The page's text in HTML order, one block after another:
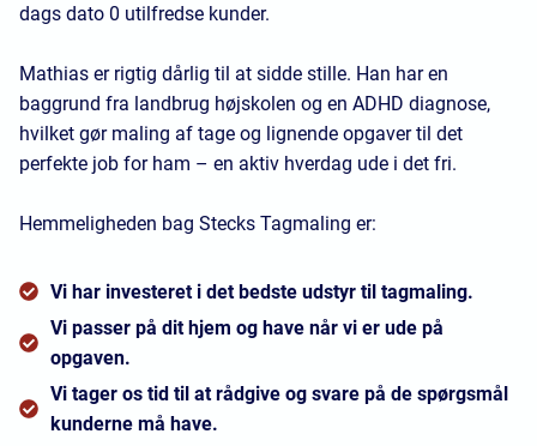
dags dato 0 utilfredse kunder.
Mathias er rigtig dårlig til at sidde stille. Han har en
baggrund fra landbrug højskolen og en ADHD diagnose,
hvilket gør maling af tage og lignende opgaver til det
perfekte job for ham – en aktiv hverdag ude i det fri.
Hemmeligheden bag Stecks Tagmaling er:
Vi har investeret i det bedste udstyr til tagmaling.
Vi passer på dit hjem og have når vi er ude på
opgaven.
Vi tager os tid til at rådgive og svare på de spørgsmål
kunderne må have.